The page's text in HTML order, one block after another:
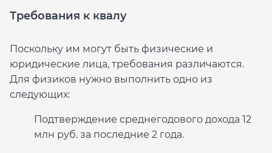
Требования к квалу
Поскольку им могут быть физические и
юридические лица, требования различаются.
Для физиков нужно выполнить одно из
следующих:
Подтверждение среднегодового дохода 12
млн руб. за последние 2 года.